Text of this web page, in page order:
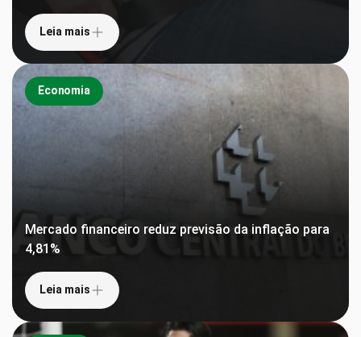
Leia mais
Economia
Mercado financeiro reduz previsão da inflação para
4,81%
Leia mais